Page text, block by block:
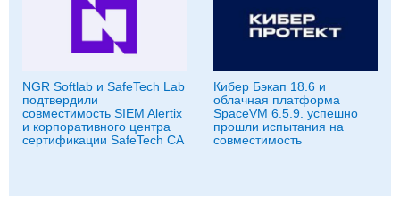
NGR Softlab и SafeTech Lab
подтвердили
совместимость SIEM Alertix
и корпоративного центра
сертификации SafeTech CA
Кибер Бэкап 18.6 и
облачная платформа
SpaceVM 6.5.9. успешно
прошли испытания на
совместимость